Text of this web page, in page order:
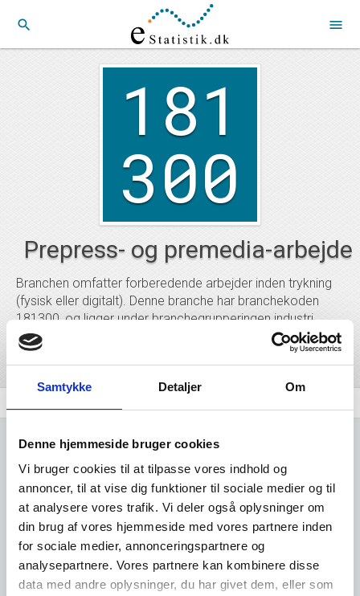
Samtykke Detaljer Om
Denne hjemmeside bruger cookies
Vi bruger cookies til at tilpasse vores indhold og
annoncer, til at vise dig funktioner til sociale medier og til
at analysere vores trafik. Vi deler også oplysninger om
din brug af vores hjemmeside med vores partnere inden
for sociale medier, annonceringspartnere og
analysepartnere. Vores partnere kan kombinere disse
data med andre oplysninger, du har givet dem, eller som
search menu
181
300
Prepress- og premedia-arbejde
Branchen omfatter forberedende arbejder inden trykning
(fysisk eller digitalt). Denne branche har branchekoden
181300, og ligger under branchegrupperingen industri.
Kun adgang for
brugere